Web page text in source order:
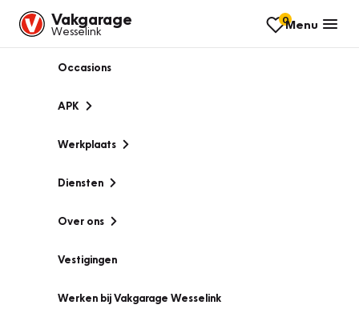
Vakgarage
Wesselink
0Menu
Occasions
APK
Werkplaats
Diensten
Over ons
Vestigingen
Werken bij Vakgarage Wesselink